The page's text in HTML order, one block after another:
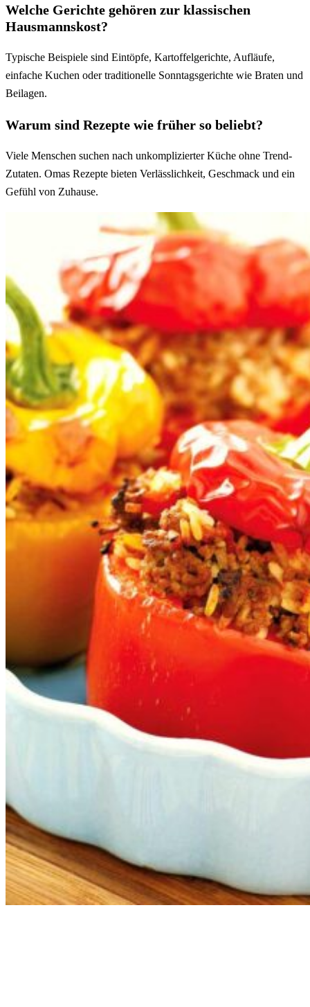
Welche Gerichte gehören zur klassischen
Hausmannskost?
Typische Beispiele sind Eintöpfe, Kartoffelgerichte, Aufläufe,
einfache Kuchen oder traditionelle Sonntagsgerichte wie Braten und
Beilagen.
Warum sind Rezepte wie früher so beliebt?
Viele Menschen suchen nach unkomplizierter Küche ohne Trend-
Zutaten. Omas Rezepte bieten Verlässlichkeit, Geschmack und ein
Gefühl von Zuhause.